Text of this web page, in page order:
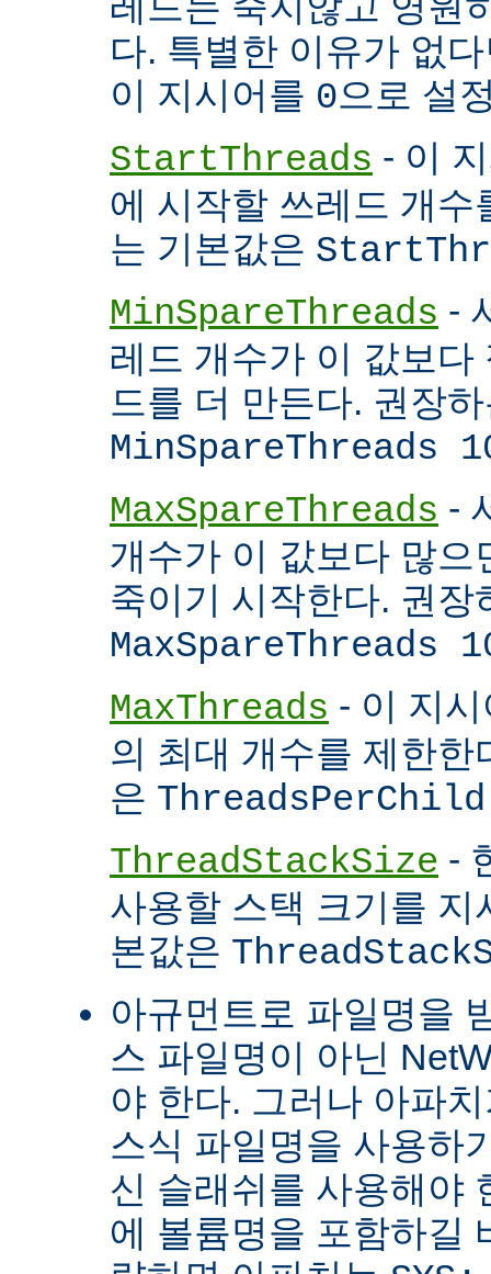
다. 특별한 이유가 없
이 지시어를 0으로 설
StartThreads - 이
에 시작할 쓰레드 개수
는 기본값은
MinSpareThreads -
레드 개수가 이 값보다
드를 더 만든다. 권장
MinSpareThreads
MaxSpareThreads -
개수가 이 값보다 많으
죽이기 시작한다. 권장
MaxSpareThreads
MaxThreads - 이 지
의 최대 개수를 제한한
은
ThreadStackSize -
사용할 스택 크기를 지
본값은
아규먼트로 파일명을
스 파일명이 아닌
야 한다. 그러나 아파
스식 파일명을 사용하
신 슬래쉬를 사용해야
에 볼륨명을 포함하길